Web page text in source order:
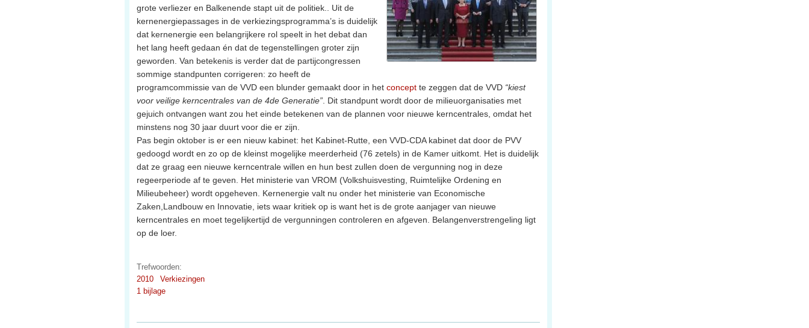
grote verliezer en Balkenende stapt uit de politiek.. Uit de
kernenergiepassages in de verkiezingsprogramma’s is duidelijk
dat kernenergie een belangrijkere rol speelt in het debat dan
het lang heeft gedaan én dat de tegenstellingen groter zijn
geworden. Van betekenis is verder dat de partijcongressen
sommige standpunten corrigeren: zo heeft de
programcommissie van de VVD een blunder gemaakt door in het concept te zeggen dat de VVD “kiest
voor veilige kerncentrales van de 4de Generatie” . Dit standpunt wordt door de milieuorganisaties met
gejuich ontvangen want zou het einde betekenen van de plannen voor nieuwe kerncentrales, omdat het
minstens nog 30 jaar duurt voor die er zijn.
Pas begin oktober is er een nieuw kabinet: het Kabinet-Rutte, een VVD-CDA kabinet dat door de PVV
gedoogd wordt en zo op de kleinst mogelijke meerderheid (76 zetels) in de Kamer uitkomt. Het is duidelijk
dat ze graag een nieuwe kerncentrale willen en hun best zullen doen de vergunning nog in deze
regeerperiode af te geven. Het ministerie van VROM (Volkshuisvesting, Ruimtelijke Ordening en
Milieubeheer) wordt opgeheven. Kernenergie valt nu onder het ministerie van Economische
Zaken,Landbouw en Innovatie, iets waar kritiek op is want het is de grote aanjager van nieuwe
kerncentrales en moet tegelijkertijd de vergunningen controleren en afgeven. Belangenverstrengeling ligt
op de loer.
Trefwoorden:
2010
Verkiezingen
1 bijlage